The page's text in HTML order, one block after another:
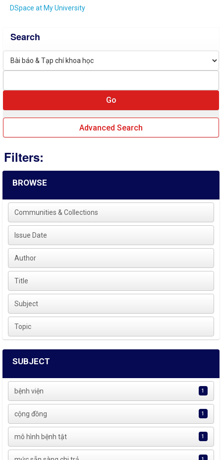
DSpace at My University
Search
Advanced Search
Filters:
BROWSE
Communities & Collections
Issue Date
Author
Title
Subject
Topic
SUBJECT
bệnh viện 1
cộng đồng 1
mô hình bệnh tật 1